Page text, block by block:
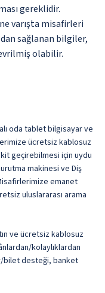
gereklidir.
varışta misafirleri
sağlanan bilgiler,
olabilir.
oda tablet bilgisayar ve
ücretsiz kablosuz
geçirebilmesi için uydu
makinesi ve Diş
emanet
uluslararası arama
ve ücretsiz kablosuz
kolaylıklardan
bilet desteği, banket